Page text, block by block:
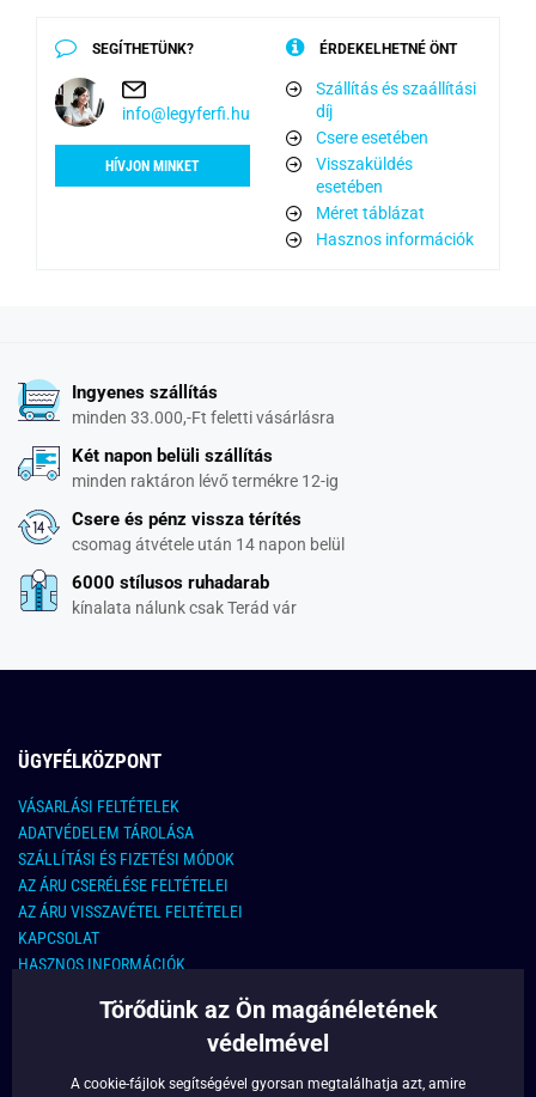
SEGÍTHETÜNK?
info@legyferfi.hu
HÍVJON MINKET
ÉRDEKELHETNÉ ÖNT
Szállítás és szaállítási
díj
Csere esetében
Visszaküldés
esetében
Méret táblázat
Hasznos információk
Ingyenes szállítás
minden 33.000,-Ft feletti vásárlásra
Két napon belüli szállítás
minden raktáron lévő termékre 12-ig
Csere és pénz vissza térítés
csomag átvétele után 14 napon belül
6000 stílusos ruhadarab
kínalata nálunk csak Terád vár
ÜGYFÉLKÖZPONT
VÁSARLÁSI FELTÉTELEK
ADATVÉDELEM TÁROLÁSA
SZÁLLÍTÁSI ÉS FIZETÉSI MÓDOK
AZ ÁRU CSERÉLÉSE FELTÉTELEI
AZ ÁRU VISSZAVÉTEL FELTÉTELEI
KAPCSOLAT
HASZNOS INFORMÁCIÓK
KAPCSOLAT
info@legyferfi.hu
Törődünk az Ön magánéletének
védelmével
A cookie-fájlok segítségével gyorsan megtalálhatja azt, amire